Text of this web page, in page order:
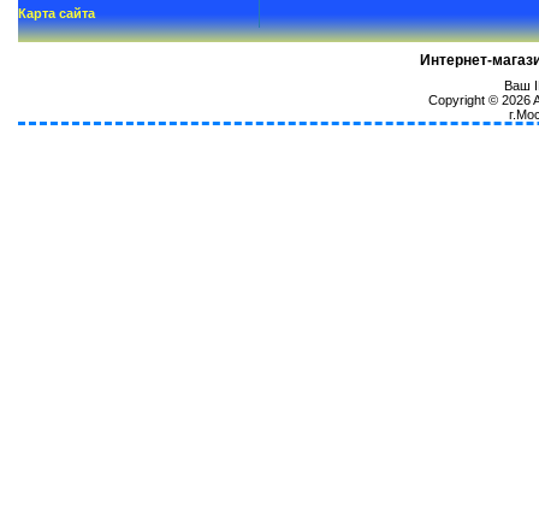
Карта сайта
Интернет-
Ваш
Copyright © 2026